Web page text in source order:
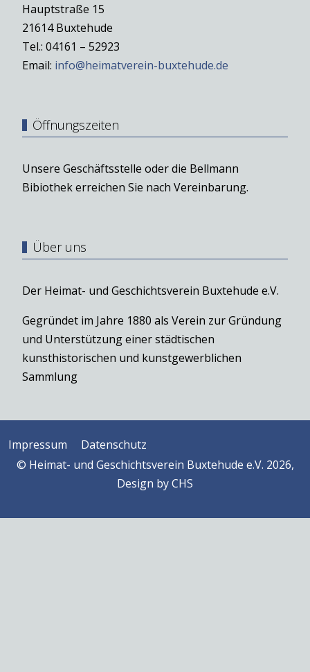
Hauptstraße 15
21614 Buxtehude
Tel.: 04161 – 52923
Email: info@heimatverein-buxtehude.de
Öffnungszeiten
Unsere Geschäftsstelle oder die Bellmann
Bibiothek erreichen Sie nach Vereinbarung.
Über uns
Der Heimat- und Geschichtsverein Buxtehude e.V.
Gegründet im Jahre 1880 als Verein zur Gründung
und Unterstützung einer städtischen
kunsthistorischen und kunstgewerblichen
Sammlung
Impressum
Datenschutz
© Heimat- und Geschichtsverein Buxtehude e.V. 2026,
Design byCHS